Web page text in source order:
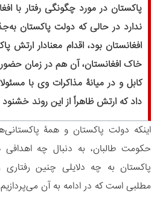
پاکستان در مورد چگونگی رفتار با
ندارد در حالی که دولت پاکستان
افغانستان بود، اقدام معنادار ارتش
خاک افغانستان، آن هم در زمان حضور
کابل و در میانۀ مذاکرات وی با
داد که ارتش ظاهراً از این روند
اینکه دولت پاکستان و همۀ
حکومت طالبان، به دنبال چه
پاکستان به چه دلایلی چنین
مطلبی است که در ادامه به آن